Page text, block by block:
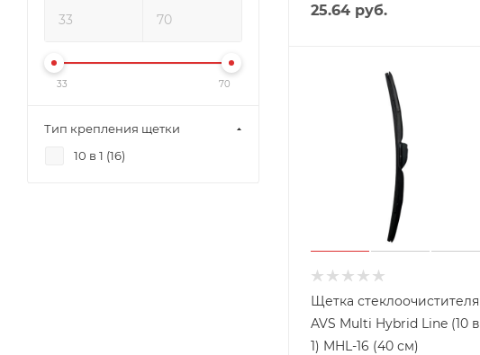
25.64 руб.
Щетка стеклоочистителя
AVS Multi Hybrid Line (10 в
1) MHL-16 (40 см)
33 70
Тип крепления щетки
10 в 1 (16)